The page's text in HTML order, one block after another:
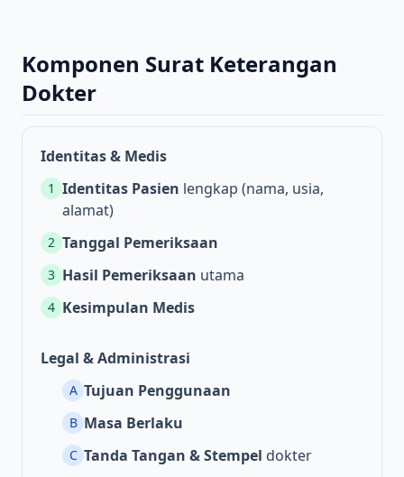
Komponen Surat Keterangan
Dokter
Identitas & Medis
1 Identitas Pasien lengkap (nama, usia,
alamat)
2 Tanggal Pemeriksaan
3 Hasil Pemeriksaan utama
4 Kesimpulan Medis
Legal & Administrasi
A Tujuan Penggunaan
B Masa Berlaku
C Tanda Tangan & Stempel dokter